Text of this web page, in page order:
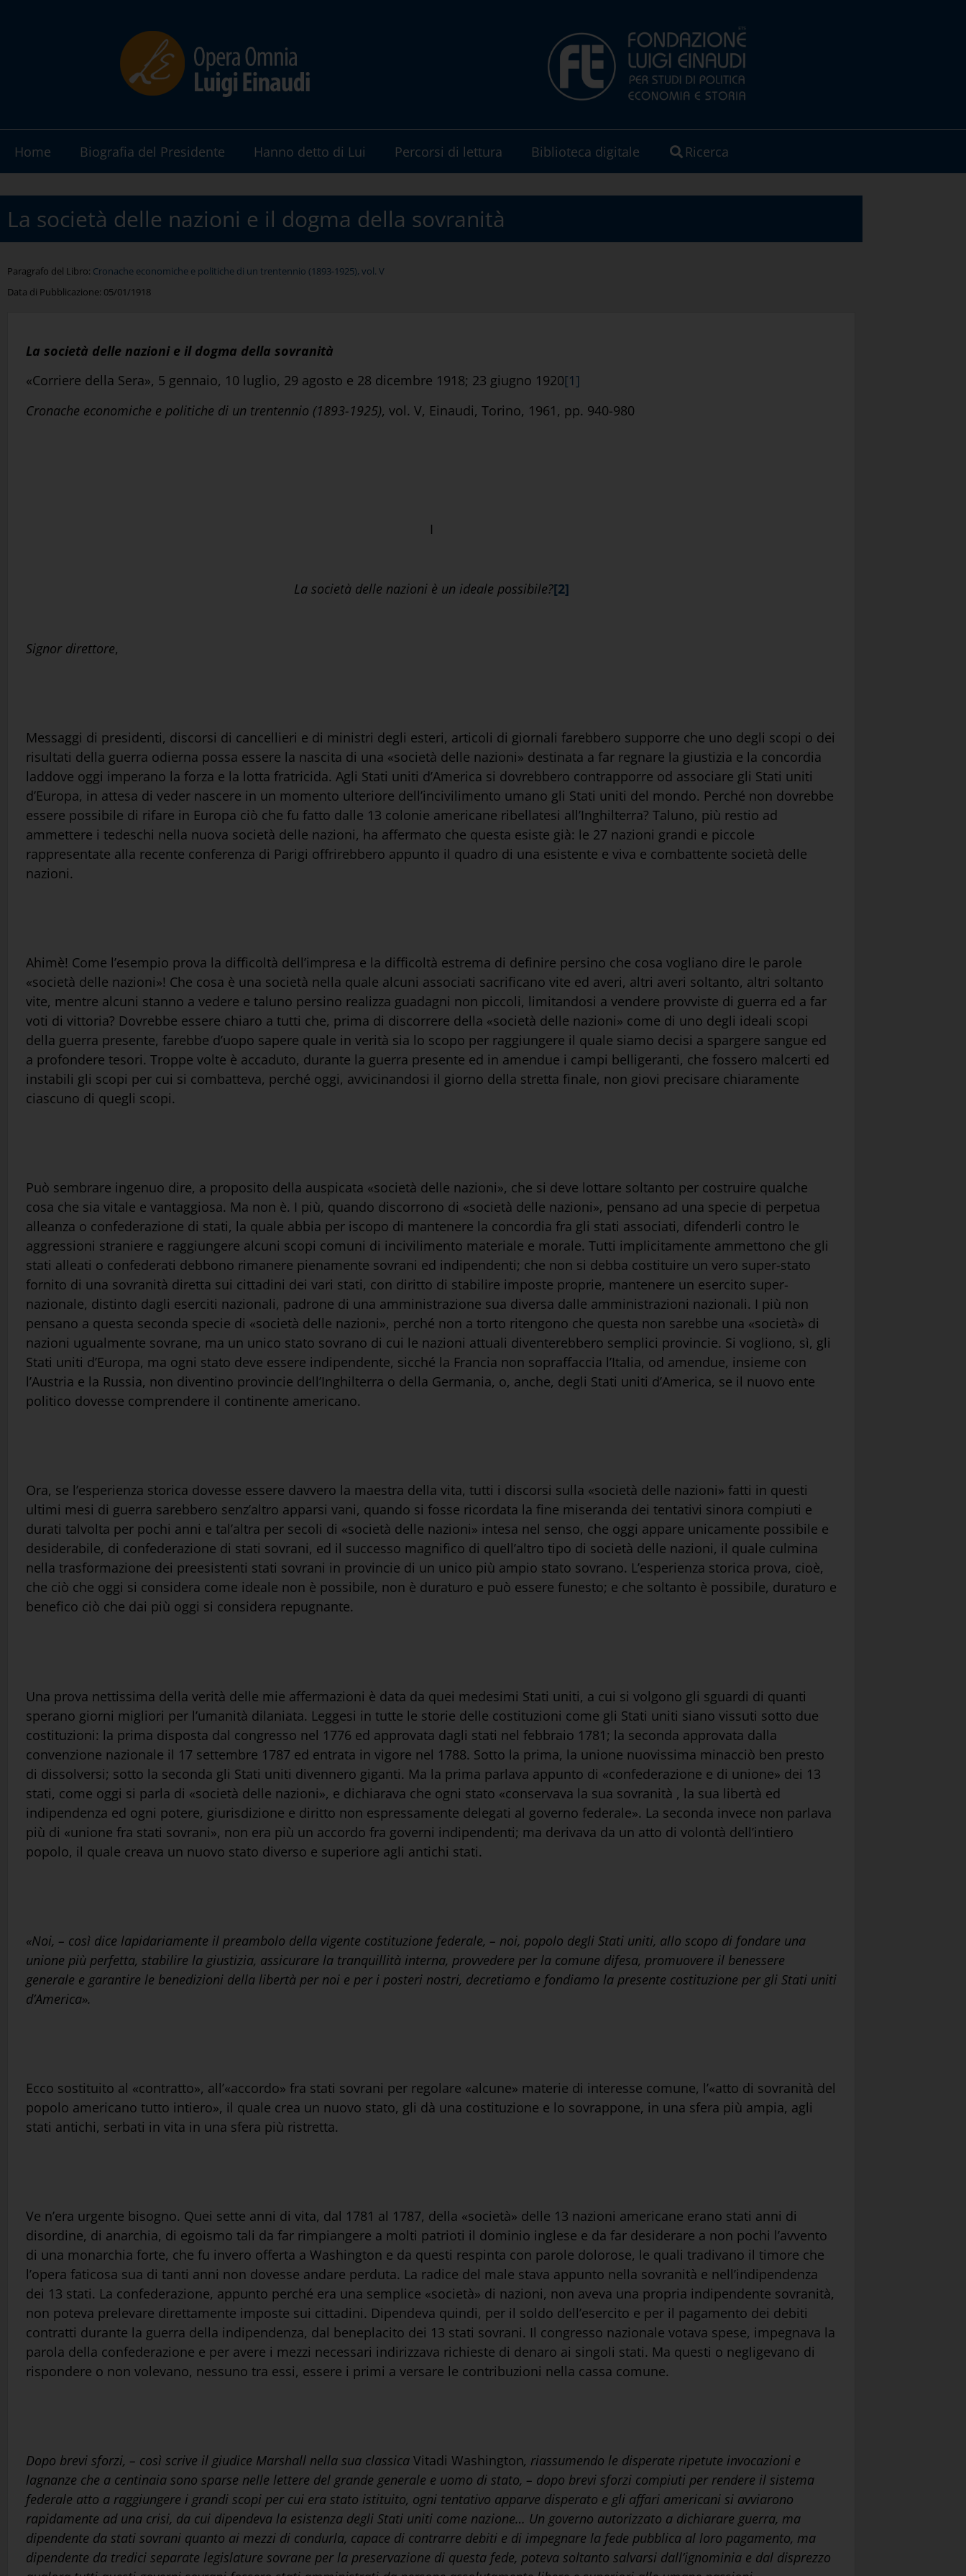
Home Biografia del Presidente Hanno detto di Lui Percorsi di lettura Biblioteca digitale Ricerca
La società delle nazioni e il dogma della sovranità
Paragrafo del Libro: Cronache economiche e politiche di un trentennio (1893-1925), vol. V
Data di Pubblicazione: 05/01/1918
La società delle nazioni e il dogma della sovranità
«Corriere della Sera», 5 gennaio, 10 luglio, 29 agosto e 28 dicembre 1918; 23 giugno 1920[1]
Cronache economiche e politiche di un trentennio (1893-1925), vol. V, Einaudi, Torino, 1961, pp. 940-980
I
La società delle nazioni è un ideale possibile?[2]
Signor direttore,
Messaggi di presidenti, discorsi di cancellieri e di ministri degli esteri, articoli di giornali farebbero supporre che uno degli scopi o dei
risultati della guerra odierna possa essere la nascita di una «società delle nazioni» destinata a far regnare la giustizia e la concordia
laddove oggi imperano la forza e la lotta fratricida. Agli Stati uniti d’America si dovrebbero contrapporre od associare gli Stati uniti
d’Europa, in attesa di veder nascere in un momento ulteriore dell’incivilimento umano gli Stati uniti del mondo. Perché non dovrebbe
essere possibile di rifare in Europa ciò che fu fatto dalle 13 colonie americane ribellatesi all’Inghilterra? Taluno, più restio ad
ammettere i tedeschi nella nuova società delle nazioni, ha affermato che questa esiste già: le 27 nazioni grandi e piccole
rappresentate alla recente conferenza di Parigi offrirebbero appunto il quadro di una esistente e viva e combattente società delle
nazioni.
Ahimè! Come l’esempio prova la difficoltà dell’impresa e la difficoltà estrema di definire persino che cosa vogliano dire le parole
«società delle nazioni»! Che cosa è una società nella quale alcuni associati sacrificano vite ed averi, altri averi soltanto, altri soltanto
vite, mentre alcuni stanno a vedere e taluno persino realizza guadagni non piccoli, limitandosi a vendere provviste di guerra ed a far
voti di vittoria? Dovrebbe essere chiaro a tutti che, prima di discorrere della «società delle nazioni» come di uno degli ideali scopi
della guerra presente, farebbe d’uopo sapere quale in verità sia lo scopo per raggiungere il quale siamo decisi a spargere sangue ed
a profondere tesori. Troppe volte è accaduto, durante la guerra presente ed in amendue i campi belligeranti, che fossero malcerti ed
instabili gli scopi per cui si combatteva, perché oggi, avvicinandosi il giorno della stretta finale, non giovi precisare chiaramente
ciascuno di quegli scopi.
Può sembrare ingenuo dire, a proposito della auspicata «società delle nazioni», che si deve lottare soltanto per costruire qualche
cosa che sia vitale e vantaggiosa. Ma non è. I più, quando discorrono di «società delle nazioni», pensano ad una specie di perpetua
alleanza o confederazione di stati, la quale abbia per iscopo di mantenere la concordia fra gli stati associati, difenderli contro le
aggressioni straniere e raggiungere alcuni scopi comuni di incivilimento materiale e morale. Tutti implicitamente ammettono che gli
stati alleati o confederati debbono rimanere pienamente sovrani ed indipendenti; che non si debba costituire un vero super-stato
fornito di una sovranità diretta sui cittadini dei vari stati, con diritto di stabilire imposte proprie, mantenere un esercito super-
nazionale, distinto dagli eserciti nazionali, padrone di una amministrazione sua diversa dalle amministrazioni nazionali. I più non
pensano a questa seconda specie di «società delle nazioni», perché non a torto ritengono che questa non sarebbe una «società» di
nazioni ugualmente sovrane, ma un unico stato sovrano di cui le nazioni attuali diventerebbero semplici provincie. Si vogliono, sì, gli
Stati uniti d’Europa, ma ogni stato deve essere indipendente, sicché la Francia non sopraffaccia l’Italia, od amendue, insieme con
l’Austria e la Russia, non diventino provincie dell’Inghilterra o della Germania, o, anche, degli Stati uniti d’America, se il nuovo ente
politico dovesse comprendere il continente americano.
Ora, se l’esperienza storica dovesse essere davvero la maestra della vita, tutti i discorsi sulla «società delle nazioni» fatti in questi
ultimi mesi di guerra sarebbero senz’altro apparsi vani, quando si fosse ricordata la fine miseranda dei tentativi sinora compiuti e
durati talvolta per pochi anni e tal’altra per secoli di «società delle nazioni» intesa nel senso, che oggi appare unicamente possibile e
desiderabile, di confederazione di stati sovrani, ed il successo magnifico di quell’altro tipo di società delle nazioni, il quale culmina
nella trasformazione dei preesistenti stati sovrani in provincie di un unico più ampio stato sovrano. L’esperienza storica prova, cioè,
che ciò che oggi si considera come ideale non è possibile, non è duraturo e può essere funesto; e che soltanto è possibile, duraturo e
benefico ciò che dai più oggi si considera repugnante.
Una prova nettissima della verità delle mie affermazioni è data da quei medesimi Stati uniti, a cui si volgono gli sguardi di quanti
sperano giorni migliori per l’umanità dilaniata. Leggesi in tutte le storie delle costituzioni come gli Stati uniti siano vissuti sotto due
costituzioni: la prima disposta dal congresso nel 1776 ed approvata dagli stati nel febbraio 1781; la seconda approvata dalla
convenzione nazionale il 17 settembre 1787 ed entrata in vigore nel 1788. Sotto la prima, la unione nuovissima minacciò ben presto
di dissolversi; sotto la seconda gli Stati uniti divennero giganti. Ma la prima parlava appunto di «confederazione e di unione» dei 13
stati, come oggi si parla di «società delle nazioni», e dichiarava che ogni stato «conservava la sua sovranità , la sua libertà ed
indipendenza ed ogni potere, giurisdizione e diritto non espressamente delegati al governo federale». La seconda invece non parlava
più di «unione fra stati sovrani», non era più un accordo fra governi indipendenti; ma derivava da un atto di volontà dell’intiero
popolo, il quale creava un nuovo stato diverso e superiore agli antichi stati.
«Noi, – così dice lapidariamente il preambolo della vigente costituzione federale, – noi, popolo degli Stati uniti, allo scopo di fondare una
unione più perfetta, stabilire la giustizia, assicurare la tranquillità interna, provvedere per la comune difesa, promuovere il benessere
generale e garantire le benedizioni della libertà per noi e per i posteri nostri, decretiamo e fondiamo la presente costituzione per gli Stati uniti
d’America».
Ecco sostituito al «contratto», all’«accordo» fra stati sovrani per regolare «alcune» materie di interesse comune, l’«atto di sovranità del
popolo americano tutto intiero», il quale crea un nuovo stato, gli dà una costituzione e lo sovrappone, in una sfera più ampia, agli
stati antichi, serbati in vita in una sfera più ristretta.
Ve n’era urgente bisogno. Quei sette anni di vita, dal 1781 al 1787, della «società» delle 13 nazioni americane erano stati anni di
disordine, di anarchia, di egoismo tali da far rimpiangere a molti patrioti il dominio inglese e da far desiderare a non pochi l’avvento
di una monarchia forte, che fu invero offerta a Washington e da questi respinta con parole dolorose, le quali tradivano il timore che
l’opera faticosa sua di tanti anni non dovesse andare perduta. La radice del male stava appunto nella sovranità e nell’indipendenza
dei 13 stati. La confederazione, appunto perché era una semplice «società» di nazioni, non aveva una propria indipendente sovranità,
non poteva prelevare direttamente imposte sui cittadini. Dipendeva quindi, per il soldo dell’esercito e per il pagamento dei debiti
contratti durante la guerra della indipendenza, dal beneplacito dei 13 stati sovrani. Il congresso nazionale votava spese, impegnava la
parola della confederazione e per avere i mezzi necessari indirizzava richieste di denaro ai singoli stati. Ma questi o negligevano di
rispondere o non volevano, nessuno tra essi, essere i primi a versare le contribuzioni nella cassa comune.
Dopo brevi sforzi, – così scrive il giudice Marshall nella sua classica Vitadi Washington, riassumendo le disperate ripetute invocazioni e
lagnanze che a centinaia sono sparse nelle lettere del grande generale e uomo di stato, – dopo brevi sforzi compiuti per rendere il sistema
federale atto a raggiungere i grandi scopi per cui era stato istituito, ogni tentativo apparve disperato e gli affari americani si avviarono
rapidamente ad una crisi, da cui dipendeva la esistenza degli Stati uniti come nazione… Un governo autorizzato a dichiarare guerra, ma
dipendente da stati sovrani quanto ai mezzi di condurla, capace di contrarre debiti e di impegnare la fede pubblica al loro pagamento, ma
dipendente da tredici separate legislature sovrane per la preservazione di questa fede, poteva soltanto salvarsi dall’ignominia e dal disprezzo